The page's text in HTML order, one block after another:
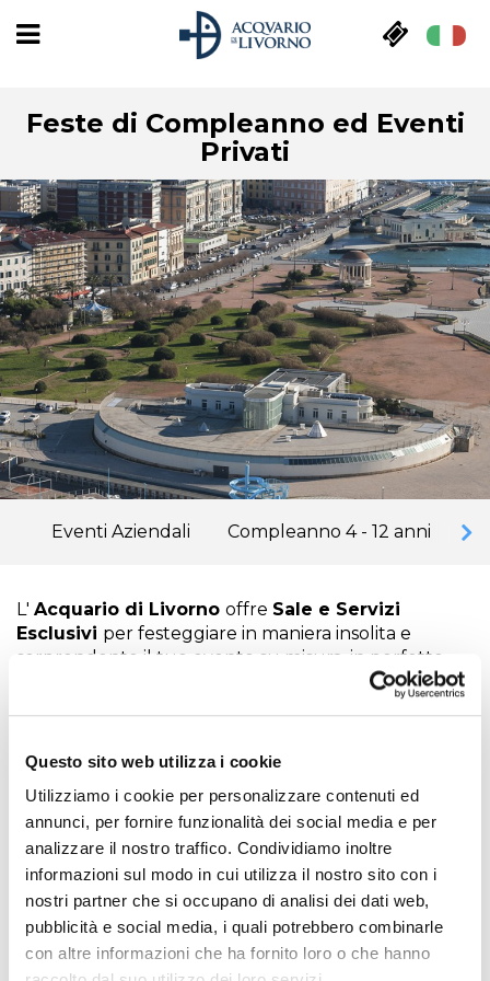
Questo sito web utilizza i cookie
Utilizziamo i cookie per personalizzare contenuti ed
annunci, per fornire funzionalità dei social media e per
analizzare il nostro traffico. Condividiamo inoltre
informazioni sul modo in cui utilizza il nostro sito con i
nostri partner che si occupano di analisi dei dati web,
pubblicità e social media, i quali potrebbero combinarle
con altre informazioni che ha fornito loro o che hanno
Feste di Compleanno ed Eventi
Privati
Eventi Aziendali Compleanno 4 - 12 anni
L' Acquario di Livorno offre Sale e Servizi
Esclusivi per festeggiare in maniera insolita e
sorprendente il tuo evento su misura, in perfetto
circa3.000 mq, con vasche espositive al piano terra,
un tunnel ed un Rettilario al primo piano che si
affaccia su un'ampiaterrazzadi circa 1.000 mq con
veduta panoramica sull'Arcipelago Toscano.
L'affitto delleSalenon è vincolato al biglietto
d'ingresso.
Ricorrenze particolari
Compleanni